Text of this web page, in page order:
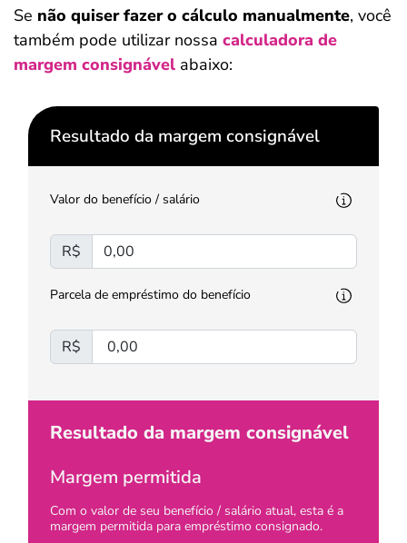
Se não quiser fazer o cálculo manualmente, você
também pode utilizar nossa calculadora de
margem consignável abaixo:
Resultado da margem consignável
Valor do benefício / salário
R$
Parcela de empréstimo do benefício
R$
Resultado da margem consignável
Margem permitida
Com o valor de seu benefício / salário atual, esta é a
margem permitida para empréstimo consignado.